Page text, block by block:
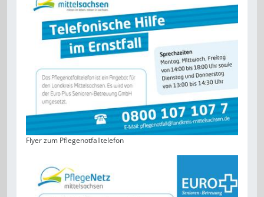
Flyer zum Pflegenotfalltelefon